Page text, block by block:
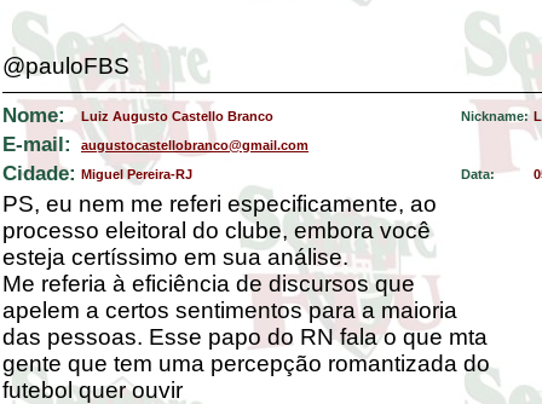
@pauloFBS
Nome: Luiz Augusto Castello Branco Nickname:
E-mail: augustocastellobranco@gmail.com
Cidade: Miguel Pereira-RJ Data:
PS, eu nem me referi especificamente, ao
processo eleitoral do clube, embora você
esteja certíssimo em sua análise.
Me referia à eficiência de discursos que
apelem a certos sentimentos para a maioria
das pessoas. Esse papo do RN fala o que mta
gente que tem uma percepção romantizada do
futebol quer ouvir